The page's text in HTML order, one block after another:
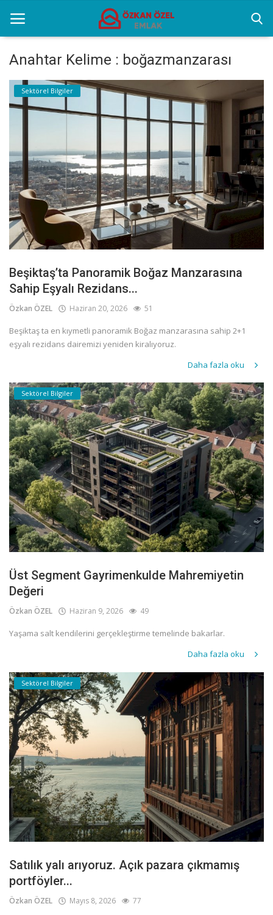
Anasayfa
Selenium Twins
Sektörel Bilgiler
İletişim
Türkçe
Anahtar Kelime : boğazmanzarası
Sektörel Bilgiler
Beşiktaş’ta Panoramik Boğaz Manzarasına
Sahip Eşyalı Rezidans...
Özkan ÖZEL Haziran 20, 2026 51
Beşiktaş ta en kıymetli panoramik Boğaz manzarasına sahip 2+1
eşyalı rezidans dairemizi yeniden kiralıyoruz.
Daha fazla oku
Sektörel Bilgiler
Üst Segment Gayrimenkulde Mahremiyetin
Değeri
Özkan ÖZEL Haziran 9, 2026 49
Yaşama salt kendilerini gerçekleştirme temelinde bakarlar.
Daha fazla oku
Sektörel Bilgiler
Satılık yalı arıyoruz. Açık pazara çıkmamış
portföyler...
Özkan ÖZEL Mayıs 8, 2026 77